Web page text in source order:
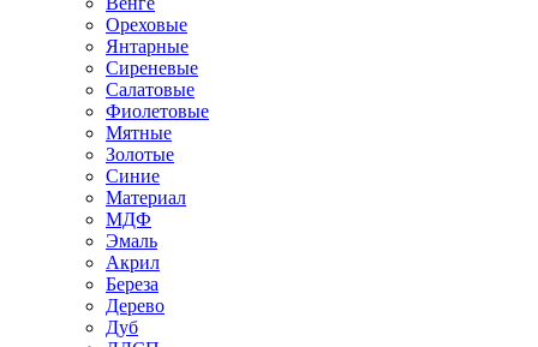
Ореховые
Янтарные
Сиреневые
Салатовые
Фиолетовые
Мятные
Золотые
Синие
Материал
МДФ
Эмаль
Акрил
Береза
Дерево
Дуб